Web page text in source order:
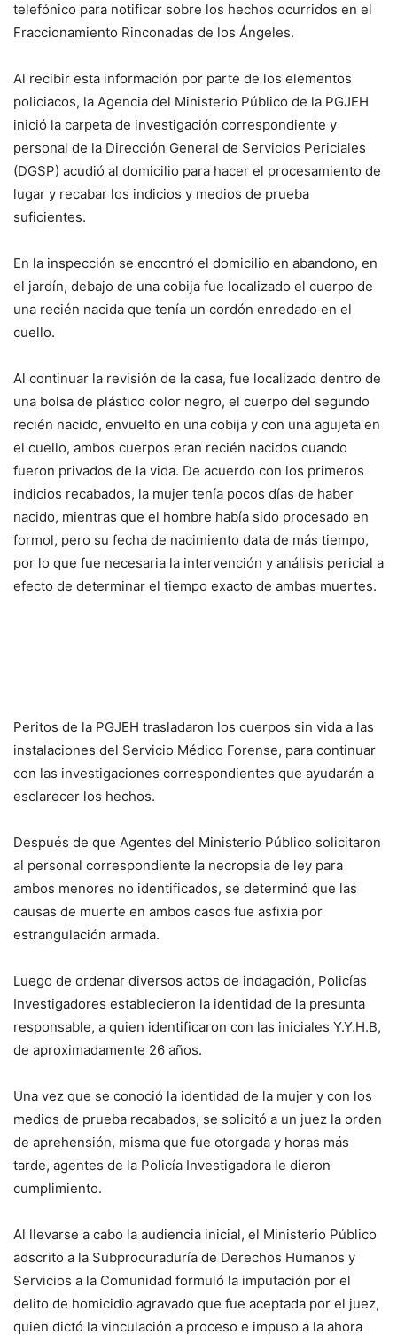
telefónico para notificar sobre los hechos ocurridos en el
Fraccionamiento Rinconadas de los Ángeles.
Al recibir esta información por parte de los elementos
policiacos, la Agencia del Ministerio Público de la PGJEH
inició la carpeta de investigación correspondiente y
personal de la Dirección General de Servicios Periciales
(DGSP) acudió al domicilio para hacer el procesamiento de
lugar y recabar los indicios y medios de prueba
suficientes.
En la inspección se encontró el domicilio en abandono, en
el jardín, debajo de una cobija fue localizado el cuerpo de
una recién nacida que tenía un cordón enredado en el
cuello.
Al continuar la revisión de la casa, fue localizado dentro de
una bolsa de plástico color negro, el cuerpo del segundo
recién nacido, envuelto en una cobija y con una agujeta en
el cuello, ambos cuerpos eran recién nacidos cuando
fueron privados de la vida. De acuerdo con los primeros
indicios recabados, la mujer tenía pocos días de haber
nacido, mientras que el hombre había sido procesado en
formol, pero su fecha de nacimiento data de más tiempo,
por lo que fue necesaria la intervención y análisis pericial a
efecto de determinar el tiempo exacto de ambas muertes.
Peritos de la PGJEH trasladaron los cuerpos sin vida a las
instalaciones del Servicio Médico Forense, para continuar
con las investigaciones correspondientes que ayudarán a
esclarecer los hechos.
Después de que Agentes del Ministerio Público solicitaron
al personal correspondiente la necropsia de ley para
ambos menores no identificados, se determinó que las
causas de muerte en ambos casos fue asfixia por
estrangulación armada.
Luego de ordenar diversos actos de indagación, Policías
Investigadores establecieron la identidad de la presunta
responsable, a quien identificaron con las iniciales Y.Y.H.B,
de aproximadamente 26 años.
Una vez que se conoció la identidad de la mujer y con los
medios de prueba recabados, se solicitó a un juez la orden
de aprehensión, misma que fue otorgada y horas más
tarde, agentes de la Policía Investigadora le dieron
cumplimiento.
Al llevarse a cabo la audiencia inicial, el Ministerio Público
adscrito a la Subprocuraduría de Derechos Humanos y
Servicios a la Comunidad formuló la imputación por el
delito de homicidio agravado que fue aceptada por el juez,
quien dictó la vinculación a proceso e impuso a la ahora